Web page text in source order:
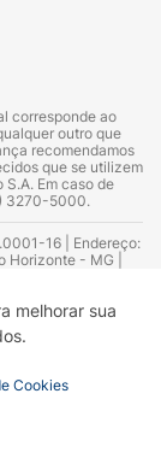
melhorar sua
Cookies
corresponde ao
outro que
recomendamos
que se utilizem
Em caso de
3270-5000.
16 | Endereço:
- MG |
– CRF 52.584 -
13.748. Alvará
da Empresa (AFE):